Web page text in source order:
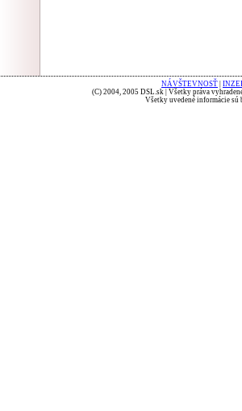
NÁVŠTEVNOSŤ
(C) 2004, 2005 DSL.sk | Všetky práva
Všetky uvedené informácie sú